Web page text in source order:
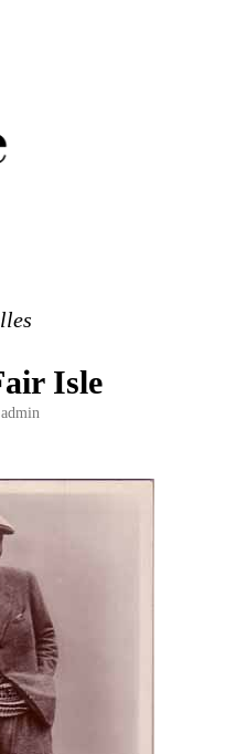
Isle
admin